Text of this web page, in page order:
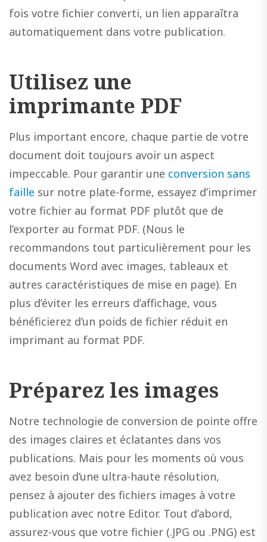
fois votre fichier converti, un lien apparaîtra
automatiquement dans votre publication.
Utilisez une
imprimante PDF
Plus important encore, chaque partie de votre
document doit toujours avoir un aspect
impeccable. Pour garantir une conversion sans
faille sur notre plate-forme, essayez d’imprimer
votre fichier au format PDF plutôt que de
l’exporter au format PDF. (Nous le
recommandons tout particulièrement pour les
documents Word avec images, tableaux et
autres caractéristiques de mise en page). En
plus d’éviter les erreurs d’affichage, vous
bénéficierez d’un poids de fichier réduit en
imprimant au format PDF.
Préparez les images
Notre technologie de conversion de pointe offre
des images claires et éclatantes dans vos
publications. Mais pour les moments où vous
avez besoin d’une ultra-haute résolution,
pensez à ajouter des fichiers images à votre
publication avec notre Editor. Tout d’abord,
assurez-vous que votre fichier (.JPG ou .PNG) est